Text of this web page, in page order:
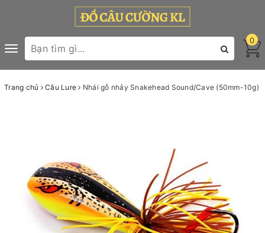
Toggle
navigation
0
Trang chủ Câu Lure Nhái gỗ nhảy Snakehead Sound/Cave (50mm-10g)